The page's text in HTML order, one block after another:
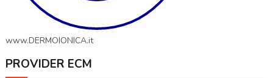
www.DERMOIONICA.it
PROVIDER ECM